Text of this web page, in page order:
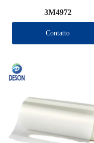
3M4972
Contatto